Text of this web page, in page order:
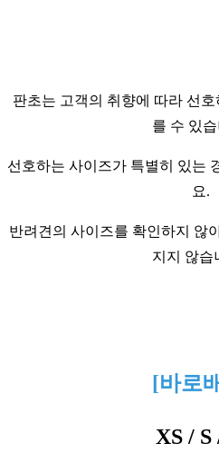
판초는 고객의 취향에 따라 선
를 수 있
선호하는 사이즈가 특별히 있는
요.
반려견의 사이즈를 확인하지 않
지지 않습
[바로
XS /